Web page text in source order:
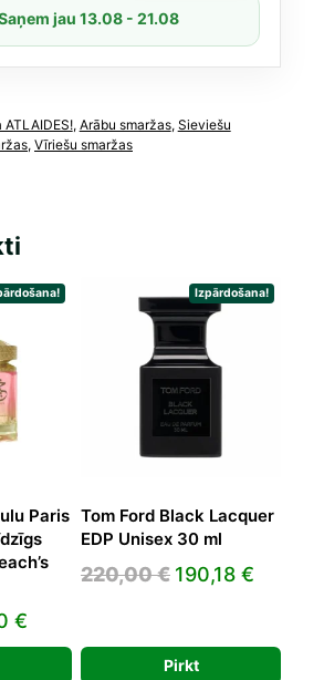
jau 13.08 - 21.08
ATLAIDES!, Arābu smaržas, Sieviešu
, Vīriešu smaržas
Paris
€
price
Izpārdošana!
Tom Ford Black Lacquer
EDP Unisex 30 ml
220,00€ Original
220,00 €.
190,18 €
Pirkt